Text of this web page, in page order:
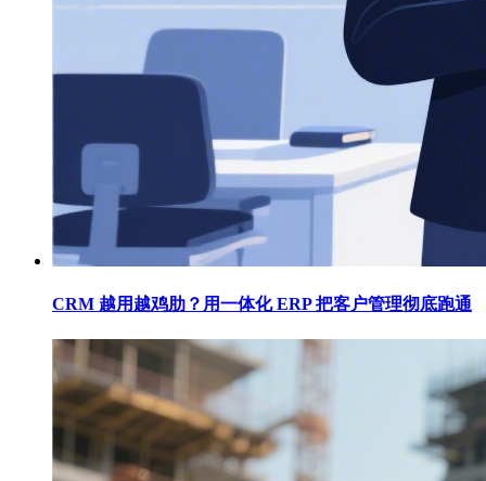
CRM 越用越鸡肋？用一体化 ERP 把客户管理彻底跑通